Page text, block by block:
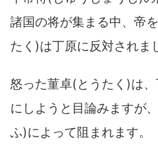
諸国の将が集まる中、帝
たく)は丁原に反対されま
怒った菫卓(とうたく)は
にしようと目論みますが
ふ)によって阻まれます。